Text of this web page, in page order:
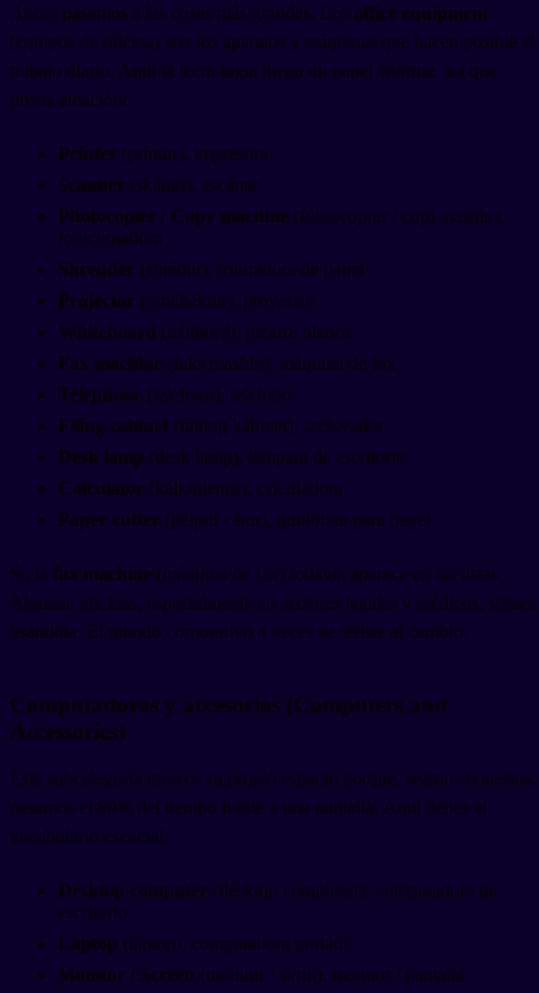
Ahora pasamos a las cosas más grandes. Los office equipment
(equipos de oficina) son los aparatos y máquinas que hacen posible el
trabajo diario. Aquí la tecnología juega un papel enorme, así que
presta atención:
Printer (príntur), impresora
Scanner (skánur), escáner
Photocopier / Copy machine (fóutocopiur / cópi mashín),
fotocopiadora
Shredder (shrédur), trituradora de papel
Projector (prochéktur), proyector
Whiteboard (uáitbord), pizarra blanca
Fax machine (faks mashín), máquina de fax
Telephone (télefoun), teléfono
Filing cabinet (fáiling kábinet), archivador
Desk lamp (desk lamp), lámpara de escritorio
Calculator (kálkiuleitur), calculadora
Paper cutter (péipur cátur), guillotina para papel
Sí, la fax machine (máquina de fax) todavía aparece en las listas.
Algunas oficinas, especialmente en sectores legales y médicos, siguen
usándola. El mundo corporativo a veces se resiste al cambio.
Computadoras y accesorios (Computers and
Accessories)
Esta subcategoría merece su propio espacio porque, seamos honestos,
pasamos el 80% del tiempo frente a una pantalla. Aquí tienes el
vocabulario esencial:
Desktop computer (désktop compiútur), computadora de
escritorio
Laptop (láptop), computadora portátil
Monitor / Screen (mónitur / skrín), monitor / pantalla